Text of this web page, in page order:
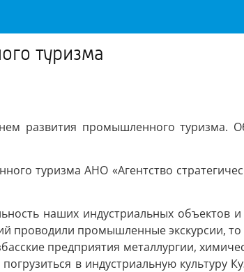
туризма
развития промышленного туризма.
туризма АНО «Агентство
наших индустриальных
проводили промышленные экскурсии,
предприятия металлургии,
в индустриальную культуру